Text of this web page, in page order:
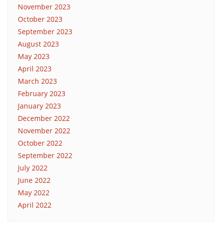
November 2023
October 2023
September 2023
August 2023
May 2023
April 2023
March 2023
February 2023
January 2023
December 2022
November 2022
October 2022
September 2022
July 2022
June 2022
May 2022
April 2022